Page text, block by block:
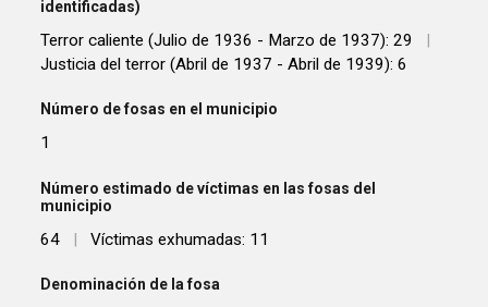
identificadas)
Terror caliente (Julio de 1936 - Marzo de 1937): 29
|
Justicia del terror (Abril de 1937 - Abril de 1939): 6
Número de fosas en el municipio
1
Número estimado de víctimas en las fosas del
municipio
64 | Víctimas exhumadas: 11
Denominación de la fosa